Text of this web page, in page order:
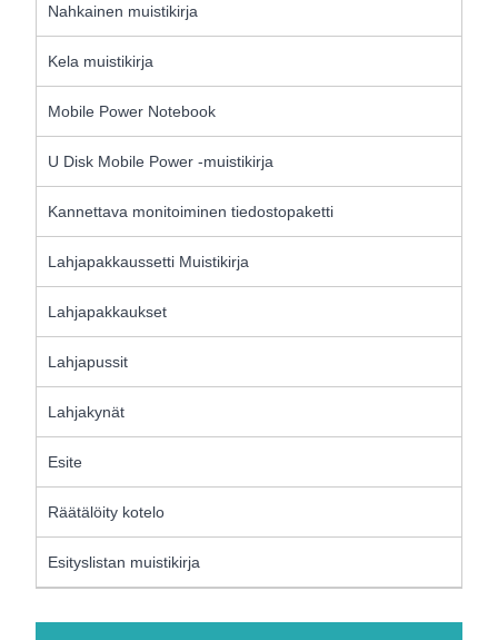
Nahkainen muistikirja
Kela muistikirja
Mobile Power Notebook
U Disk Mobile Power -muistikirja
Kannettava monitoiminen tiedostopaketti
Lahjapakkaussetti Muistikirja
Lahjapakkaukset
Lahjapussit
Lahjakynät
Esite
Räätälöity kotelo
Esityslistan muistikirja